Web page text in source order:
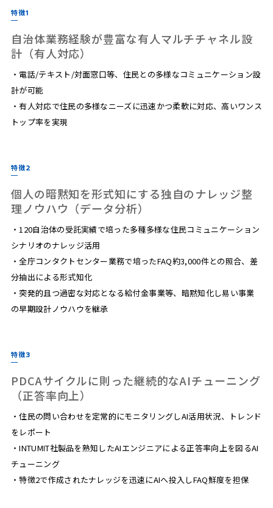
特徴1
自治体業務経験が豊富な有人マルチチャネル設
計（有人対応）
・電話/テキスト/対面窓口等、住民との多様なコミュニケーション設
計が可能
・有人対応で住民の多様なニーズに迅速かつ柔軟に対応、高いワンス
トップ率を実現
特徴2
個人の暗黙知を形式知にする独自のナレッジ整
理ノウハウ（データ分析）
・120自治体の受託実績で培った多種多様な住民コミュニケーション
シナリオのナレッジ活用
・全庁コンタクトセンター業務で培ったFAQ約3,000件との照合、差
分抽出による形式知化
・突発的且つ過密な対応となる給付金事業等、暗黙知化し易い事業
の早期設計ノウハウを継承
特徴3
PDCAサイクルに則った継続的なAIチューニング
（正答率向上）
・住民の問い合わせを定常的にモニタリングしAI活用状況、トレンド
をレポート
・INTUMIT社製品を熟知したAIエンジニアによる正答率向上を図るAI
チューニング
・特徴2で作成されたナレッジを迅速にAIへ投入しFAQ鮮度を担保